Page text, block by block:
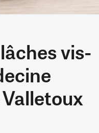
vis-